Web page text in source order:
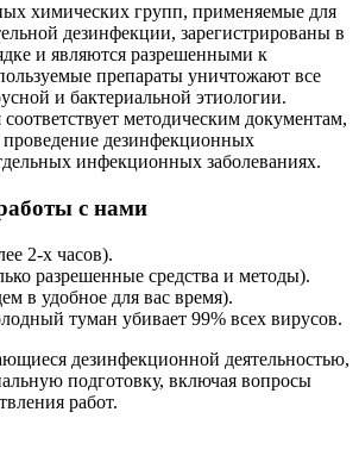
химических групп, применяемые для
дезинфекции, зарегистрированы в
и являются разрешенными к
препараты уничтожают все
и бактериальной этиологии.
методическим документам,
дезинфекционных
инфекционных заболеваниях.
с нами
2-х часов).
разрешенные средства и методы).
в удобное для вас время).
туман убивает 99% всех вирусов.
дезинфекционной деятельностью,
подготовку, включая вопросы
работ.